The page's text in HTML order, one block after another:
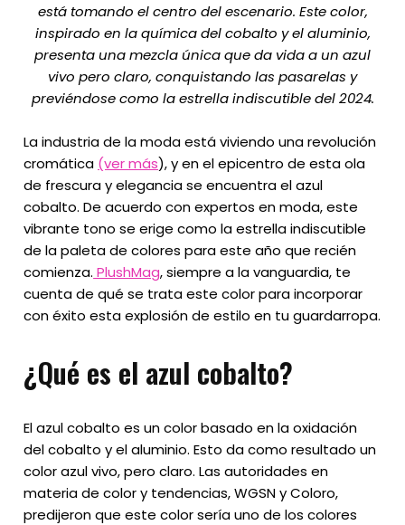
está tomando el centro del escenario. Este color,
inspirado en la química del cobalto y el aluminio,
presenta una mezcla única que da vida a un azul
vivo pero claro, conquistando las pasarelas y
previéndose como la estrella indiscutible del 2024.
La industria de la moda está viviendo una revolución
cromática (ver más), y en el epicentro de esta ola
de frescura y elegancia se encuentra el azul
cobalto. De acuerdo con expertos en moda, este
vibrante tono se erige como la estrella indiscutible
de la paleta de colores para este año que recién
comienza. PlushMag, siempre a la vanguardia, te
cuenta de qué se trata este color para incorporar
con éxito esta explosión de estilo en tu guardarropa.
¿Qué es el azul cobalto?
El azul cobalto es un color basado en la oxidación
del cobalto y el aluminio. Esto da como resultado un
color azul vivo, pero claro. Las autoridades en
materia de color y tendencias, WGSN y Coloro,
predijeron que este color sería uno de los colores